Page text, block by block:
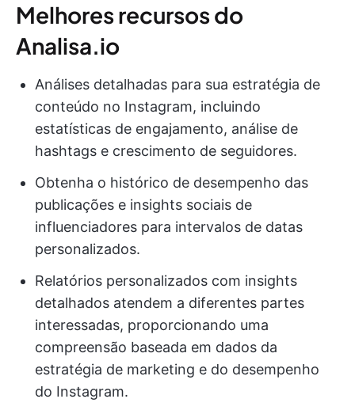
Melhores recursos do
Analisa.io
Análises detalhadas para sua estratégia de
conteúdo no Instagram, incluindo
estatísticas de engajamento, análise de
hashtags e crescimento de seguidores.
Obtenha o histórico de desempenho das
publicações e insights sociais de
influenciadores para intervalos de datas
personalizados.
Relatórios personalizados com insights
detalhados atendem a diferentes partes
interessadas, proporcionando uma
compreensão baseada em dados da
estratégia de marketing e do desempenho
do Instagram.